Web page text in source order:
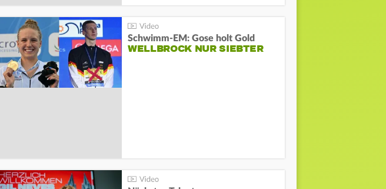
Schwimm-EM: Gose holt Gold
WELLBROCK NUR SIEBTER